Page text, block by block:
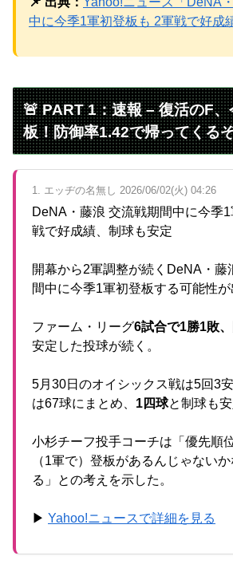
中に今季1軍初登板も 2軍戦で好成
🚨 PART 1：速報 – 復活のF
板！防御率1.42で帰ってくる
1. エッヂの名無し 2026/06/02(火) 04:26
DeNA・藤浪 交流戦期間中に今季
戦で好成績、制球も安定
開幕から2軍調整が続くDeNA・藤
間中に今季1軍初登板する可能性が
ファーム・リーグ6試合で1勝1敗
安定した投球が続く。
5月30日のオイシックス戦は5回3
は67球にまとめ、 1四球と制球も安
小杉チーフ投手コーチは「優先順
（1軍で）登板があるんじゃない
る」との考えを示した。
▶ Yahoo!ニュースで詳細を見る